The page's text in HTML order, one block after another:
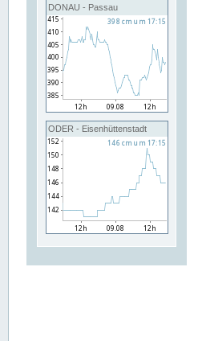
DONAU - Passau
ODER - Eisenhüttenstadt